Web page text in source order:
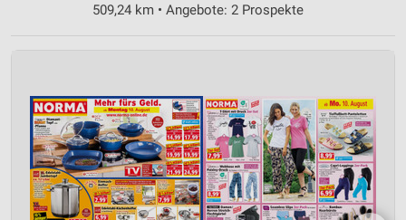
509,24 km • Angebote: 2 Prospekte